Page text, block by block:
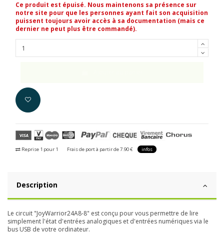
Ce produit est épuisé. Nous maintenons sa présence sur
notre site pour que les personnes ayant fait son acquisition
puissent toujours avoir accès à sa documentation (mais ce
dernier ne peut plus être commandé).
Reprise 1 pour 1 Frais de port à partir de 7.90 € infos
Description
Le circuit "JoyWarrior24A8-8" est conçu pour vous permettre de lire
simplement l'état d'entrées analogiques et d'entrées numériques via le
bus USB de votre ordinateur.